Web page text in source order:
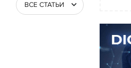
ВСЕ СТАТЬИ